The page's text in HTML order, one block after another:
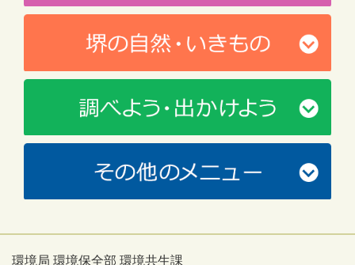
環境局 環境保全部 環境共生課